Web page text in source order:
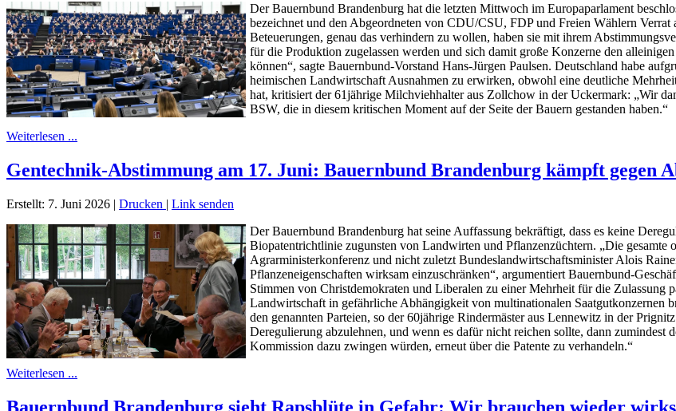
Der Bauernbund Brandenburg hat die letzten Mittwoch im Europaparlament
bezeichnet und den Abgeordneten von CDU/CSU, FDP und Freien Wählern
Beteuerungen, genau das verhindern zu wollen, haben sie mit ihrem
für die Produktion zugelassen werden und sich damit große Konzerne den
können“, sagte Bauernbund-Vorstand Hans-Jürgen Paulsen. Deutschland habe
heimischen Landwirtschaft Ausnahmen zu erwirken, obwohl eine deutliche
hat, kritisiert der 61jährige Milchviehhalter aus Zollchow in der Uckermark: „Wir
BSW, die in diesem kritischen Moment auf der Seite der Bauern gestanden haben.“
Weiterlesen ...
Gentechnik-Abstimmung am 17. Juni: Bauernbund Brandenburg kämpft gegen
Erstellt: 7. Juni 2026 | Drucken | Link senden
Der Bauernbund Brandenburg hat seine Auffassung bekräftigt, dass es keine
Biopatentrichtlinie zugunsten von Landwirten und Pflanzenzüchtern. „Die
Agrarministerkonferenz und nicht zuletzt Bundeslandwirtschaftsminister Alois
Pflanzeneigenschaften wirksam einzuschränken“, argumentiert Bauernbund-
Stimmen von Christdemokraten und Liberalen zu einer Mehrheit für die Zulassung
Landwirtschaft in gefährliche Abhängigkeit von multinationalen Saatgutkonzernen
den genannten Parteien, so der 60jährige Rindermäster aus Lennewitz in der
Deregulierung abzulehnen, und wenn es dafür nicht reichen sollte, dann zumindest
Kommission dazu zwingen würden, erneut über die Patente zu verhandeln.“
Weiterlesen ...
Bauernbund Brandenburg sieht Rapsblüte in Gefahr: Wir brauchen wieder